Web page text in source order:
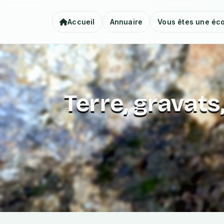
Accueil Annuaire Vous êtes une